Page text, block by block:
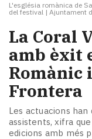
L'església romànica de
del festival | Ajuntament
La Coral
amb èxit
Romànic
Frontera
Les actuacions
assistents, xifra
edicions amb més